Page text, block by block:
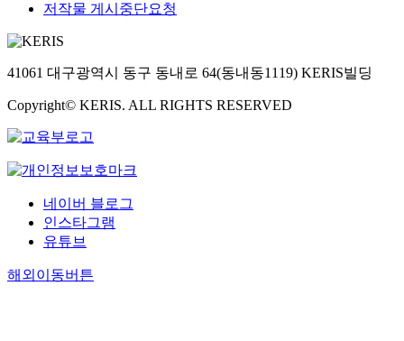
저작물 게시중단요청
41061 대구광역시 동구 동내로 64(동내동1119) KERIS빌딩
Copyright© KERIS. ALL RIGHTS RESERVED
네이버 블로그
인스타그램
유튜브
해외이동버튼